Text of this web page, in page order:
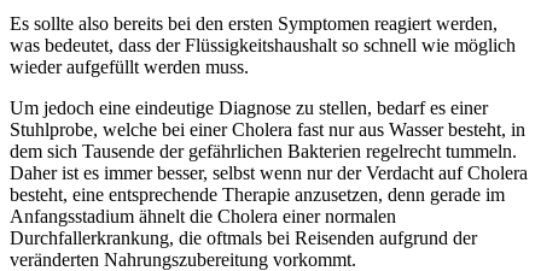
Es sollte also bereits bei den ersten Symptomen reagiert werden,
was bedeutet, dass der Flüssigkeitshaushalt so schnell wie möglich
wieder aufgefüllt werden muss.
Um jedoch eine eindeutige Diagnose zu stellen, bedarf es einer
Stuhlprobe, welche bei einer Cholera fast nur aus Wasser besteht, in
dem sich Tausende der gefährlichen Bakterien regelrecht tummeln.
Daher ist es immer besser, selbst wenn nur der Verdacht auf Cholera
besteht, eine entsprechende Therapie anzusetzen, denn gerade im
Anfangsstadium ähnelt die Cholera einer normalen
Durchfallerkrankung, die oftmals bei Reisenden aufgrund der
veränderten Nahrungszubereitung vorkommt.